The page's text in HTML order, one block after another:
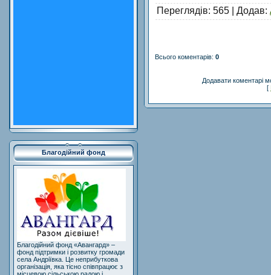
Благодійний фонд
Благодійний фонд «Авангард» –
фонд підтримки і розвитку громади
села Андріївка. Це неприбуткова
організація, яка тісно співпрацює з
Переглядів: 565 | Додав:
Всього коментарів: 0
Додавати коментарі
[